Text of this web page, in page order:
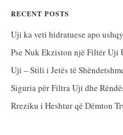
RECENT POSTS
Uji ka veti hidratuese apo
Pse Nuk Ekziston një Filtër Uji
Uji – Stili i Jetës të
Siguria për Filtra Uji dhe
Rreziku i Heshtur që Dëmton